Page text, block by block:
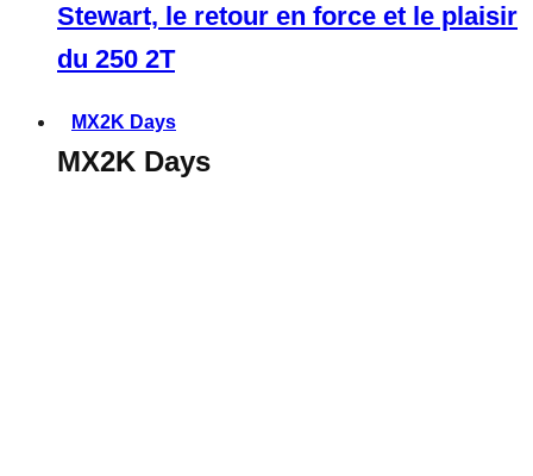
Stewart, le retour en force et le plaisir
du 250 2T
MX2K Days
MX2K Days